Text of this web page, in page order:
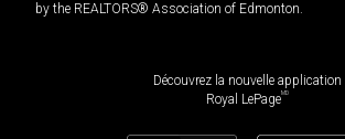
by the REALTORS® Association of Edmonton.
Découvrez la nouvelle application
Royal LePageMD